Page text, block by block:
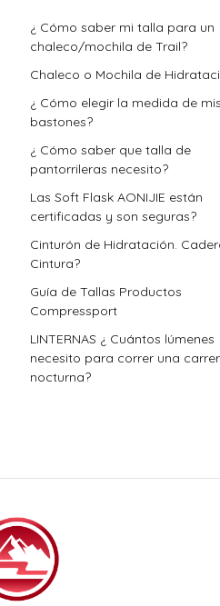
¿ Cómo saber mi talla para un
chaleco/mochila de Trail?
Chaleco o Mochila de
¿ Cómo elegir la medida de
bastones?
¿ Cómo saber que talla de
pantorrileras necesito?
Las Soft Flask AONIJIE están
certificadas y son seguras?
Cinturón de Hidratación.
Cintura?
Guía de Tallas Productos
Compressport
LINTERNAS ¿ Cuántos lúmenes
necesito para correr una
nocturna?